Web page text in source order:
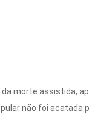
morte assistida,
não foi